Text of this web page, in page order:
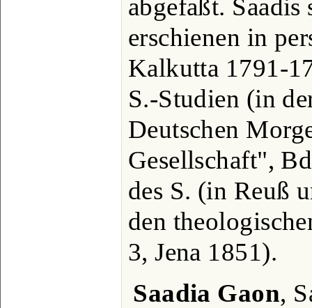
abgefaßt.
erschienen in
Kalkutta 1791-
S.-Studien (in
Deutschen
Gesellschaft",
des S. (in Reuß
den
3, Jena 1851).
Saadia Gaon,